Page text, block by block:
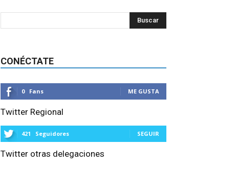
CONÉCTATE
0 Fans ME GUSTA
Twitter Regional
421 Seguidores SEGUIR
Twitter otras delegaciones